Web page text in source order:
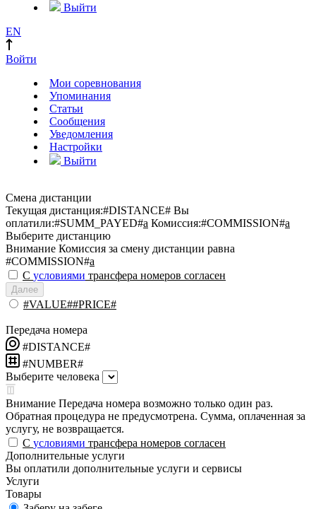
Выйти
EN
Войти
Мои соревнования
Упоминания
Статьи
Сообщения
Уведомления
Настройки
Выйти
Смена дистанции
Текущая дистанция:#DISTANCE# Вы
оплатили:#SUMM_PAYED#a Комиссия:#COMMISSION#a
Выберите дистанцию
Внимание Комиссия за смену дистанции равна
#COMMISSION#a
С условиями трансфера номеров согласен
Далее
#VALUE##PRICE#
Передача номера
#DISTANCE#
#NUMBER#
Выберите человека
Внимание Передача номера возможно только один раз.
Обратная процедура не предусмотрена. Сумма, оплаченная за
услугу, не возвращается.
С условиями трансфера номеров согласен
Дополнительные услуги
Вы оплатили дополнительные услуги и сервисы
Услуги
Товары